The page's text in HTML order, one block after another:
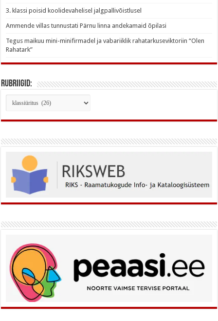
3. klassi poisid koolidevahelisel jalgpallivõistlusel
Ammende villas tunnustati Pärnu linna andekamaid õpilasi
Tegus maikuu mini-minifirmadel ja vabariiklik rahatarkuseviktoriin “Olen
Rahatark”
Rubriigid:
Rubriigid: